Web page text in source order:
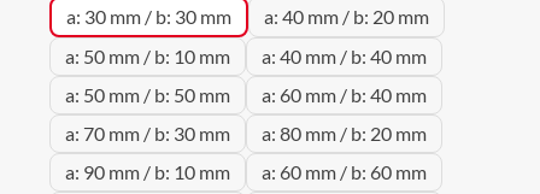
a: 30 mm / b: 30 mm
a: 40 mm / b: 20 mm
a: 50 mm / b: 10 mm
a: 40 mm / b: 40 mm
a: 50 mm / b: 50 mm
a: 60 mm / b: 40 mm
a: 70 mm / b: 30 mm
a: 80 mm / b: 20 mm
a: 90 mm / b: 10 mm
a: 60 mm / b: 60 mm